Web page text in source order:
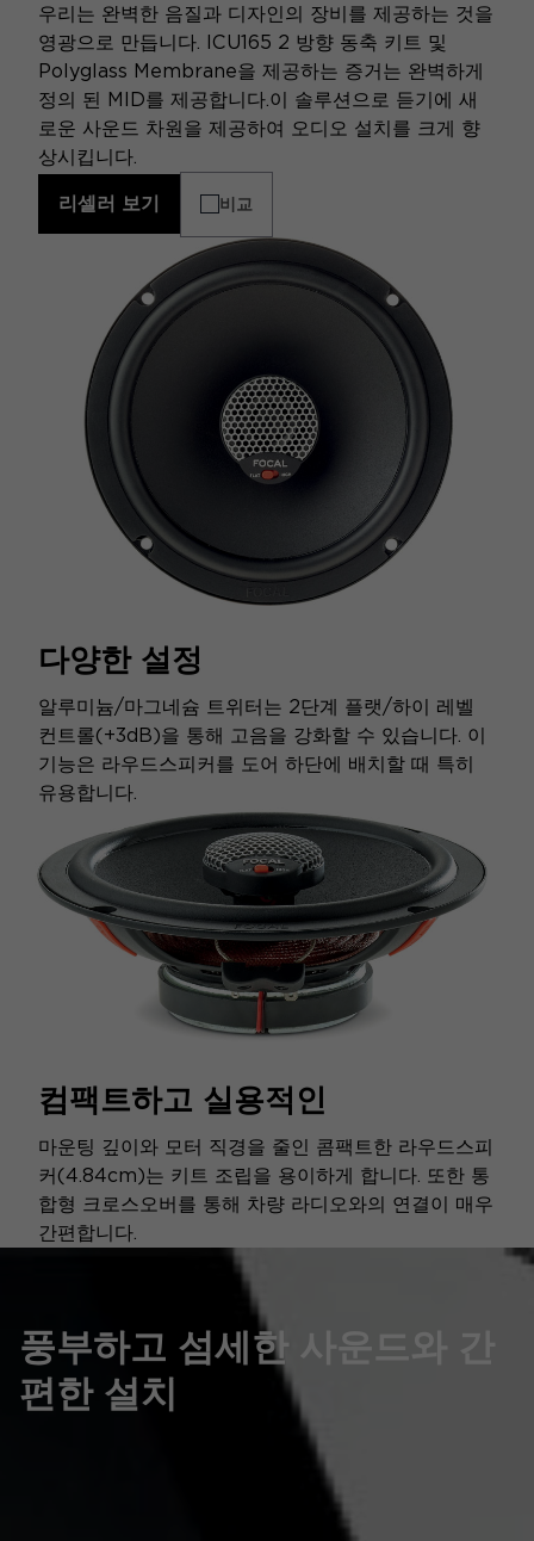
우리는 완벽한 음질과 디자인의 장비를 제공하는 것을
영광으로 만듭니다. ICU165 2 방향 동축 키트 및
Polyglass Membrane을 제공하는 증거는 완벽하게
정의 된 MID를 제공합니다.이 솔루션으로 듣기에 새
로운 사운드 차원을 제공하여 오디오 설치를 크게 향
상시킵니다.
리셀러 보기 비교
다양한 설정
알루미늄/마그네슘 트위터는 2단계 플랫/하이 레벨
컨트롤(+3dB)을 통해 고음을 강화할 수 있습니다. 이
기능은 라우드스피커를 도어 하단에 배치할 때 특히
유용합니다.
컴팩트하고 실용적인
마운팅 깊이와 모터 직경을 줄인 콤팩트한 라우드스피
커(4.84cm)는 키트 조립을 용이하게 합니다. 또한 통
합형 크로스오버를 통해 차량 라디오와의 연결이 매우
간편합니다.
풍부하고 섬세한 사운드와 간
편한 설치